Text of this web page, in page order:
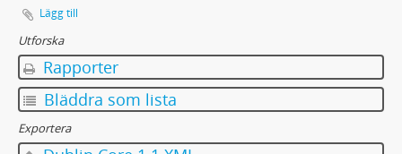
Lägg till
Utforska
Rapporter
Bläddra som lista
Exportera